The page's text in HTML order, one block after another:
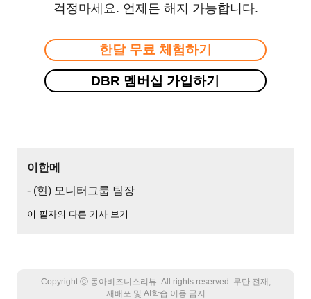
걱정마세요. 언제든 해지 가능합니다.
한달 무료 체험하기
DBR 멤버십 가입하기
이한메
- (현) 모니터그룹 팀장
이 필자의 다른 기사 보기
Copyright Ⓒ 동아비즈니스리뷰. All rights reserved. 무단 전재,
재배포 및 AI학습 이용 금지